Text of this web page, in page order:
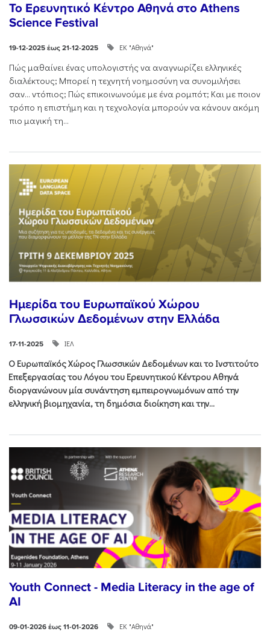
Το Ερευνητικό Κέντρο Αθηνά στο Athens
Science Festival
19-12-2025 έως 21-12-2025 ΕΚ "Αθηνά"
Πώς μαθαίνει ένας υπολογιστής να αναγνωρίζει ελληνικές
διαλέκτους; Μπορεί η τεχνητή νοημοσύνη να συνομιλήσει
σαν… ντόπιος; Πώς επικοινωνούμε με ένα ρομπότ; Και με ποιον
τρόπο η επιστήμη και η τεχνολογία μπορούν να κάνουν ακόμη
πιο μαγική τη...
Ημερίδα του Ευρωπαϊκού Χώρου
Γλωσσικών Δεδομένων στην Ελλάδα
17-11-2025 ΙΕΛ
Ο Ευρωπαϊκός Χώρος Γλωσσικών Δεδομένων και το Ινστιτούτο
Επεξεργασίας του Λόγου του Ερευνητικού Κέντρου Αθηνά
διοργανώνουν μία συνάντηση εμπειρογνωμόνων από την
ελληνική βιομηχανία, τη δημόσια διοίκηση και την...
Youth Connect - Media Literacy in the age of
AI
09-01-2026 έως 11-01-2026 ΕΚ "Αθηνά"